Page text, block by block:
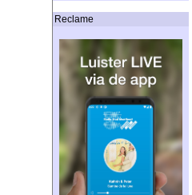
Reclame